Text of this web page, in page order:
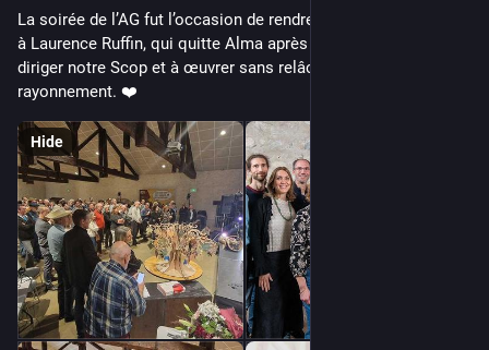
La soirée de l’AG fut l’occasion de rendre un hommage appuyé
à Laurence Ruffin, qui quitte Alma après 16 ans passés à
diriger notre Scop et à œuvrer sans relâche pour son
rayonnement. ❤️
Hide